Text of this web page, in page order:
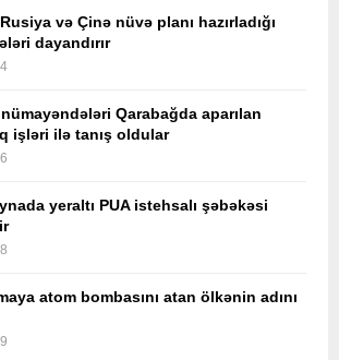
və Çinə nüvə planı hazırladığı
dayandırır
Qarabağda aparılan
işləri ilə tanış oldular
yeraltı PUA istehsalı şəbəkəsi
atom bombasını atan ölkənin adını